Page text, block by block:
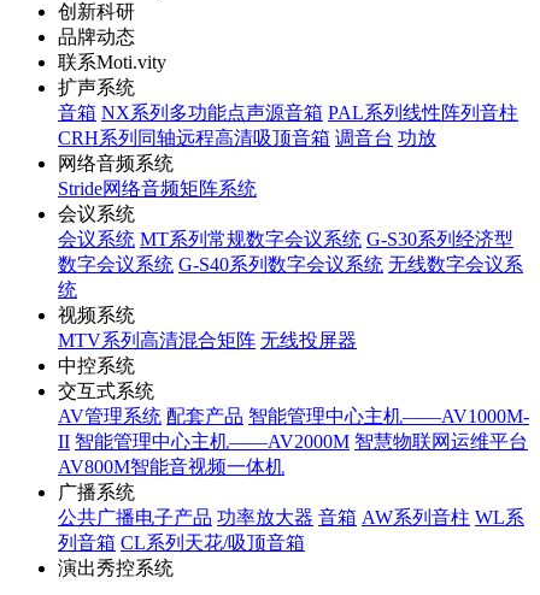
创新科研
品牌动态
联系Moti.vity
扩声系统
音箱 NX系列多功能点声源音箱 PAL系列线性阵列音柱
CRH系列同轴远程高清吸顶音箱 调音台 功放
网络音频系统
Stride网络音频矩阵系统
会议系统
会议系统 MT系列常规数字会议系统 G-S30系列经济型
数字会议系统 G-S40系列数字会议系统 无线数字会议系
统
视频系统
MTV系列高清混合矩阵 无线投屏器
中控系统
交互式系统
AV管理系统 配套产品 智能管理中心主机——AV1000M-
II 智能管理中心主机——AV2000M 智慧物联网运维平台
AV800M智能音视频一体机
广播系统
公共广播电子产品 功率放大器 音箱 AW系列音柱 WL系
列音箱 CL系列天花/吸顶音箱
演出秀控系统